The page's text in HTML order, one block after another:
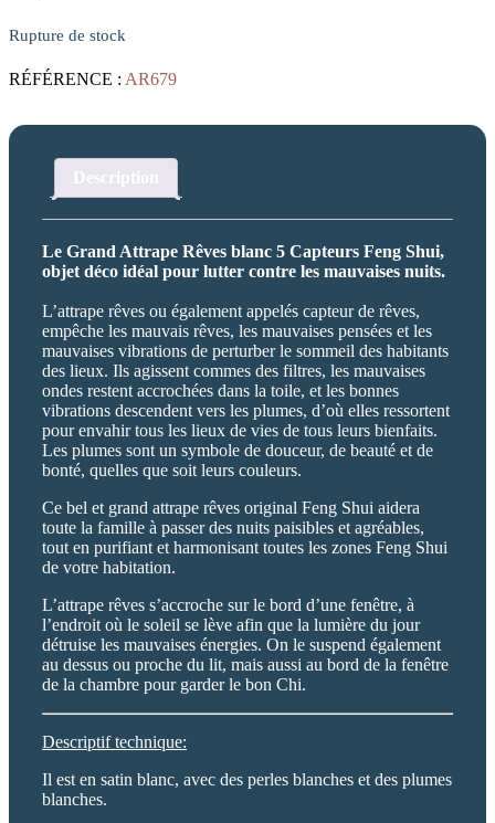
Rupture de stock
RÉFÉRENCE : AR679
Description
Le Grand Attrape Rêves blanc 5 Capteurs Feng Shui,
objet déco idéal pour lutter contre les mauvaises nuits.
L’attrape rêves ou également appelés capteur de rêves,
empêche les mauvais rêves, les mauvaises pensées et les
mauvaises vibrations de perturber le sommeil des habitants
des lieux. Ils agissent commes des filtres, les mauvaises
ondes restent accrochées dans la toile, et les bonnes
vibrations descendent vers les plumes, d’où elles ressortent
pour envahir tous les lieux de vies de tous leurs bienfaits.
Les plumes sont un symbole de douceur, de beauté et de
bonté, quelles que soit leurs couleurs.
Ce bel et grand attrape rêves original Feng Shui aidera
toute la famille à passer des nuits paisibles et agréables,
tout en purifiant et harmonisant toutes les zones Feng Shui
de votre habitation.
L’attrape rêves s’accroche sur le bord d’une fenêtre, à
l’endroit où le soleil se lève afin que la lumière du jour
détruise les mauvaises énergies. On le suspend également
au dessus ou proche du lit, mais aussi au bord de la fenêtre
de la chambre pour garder le bon Chi.
Descriptif technique:
Il est en satin blanc, avec des perles blanches et des plumes
blanches.